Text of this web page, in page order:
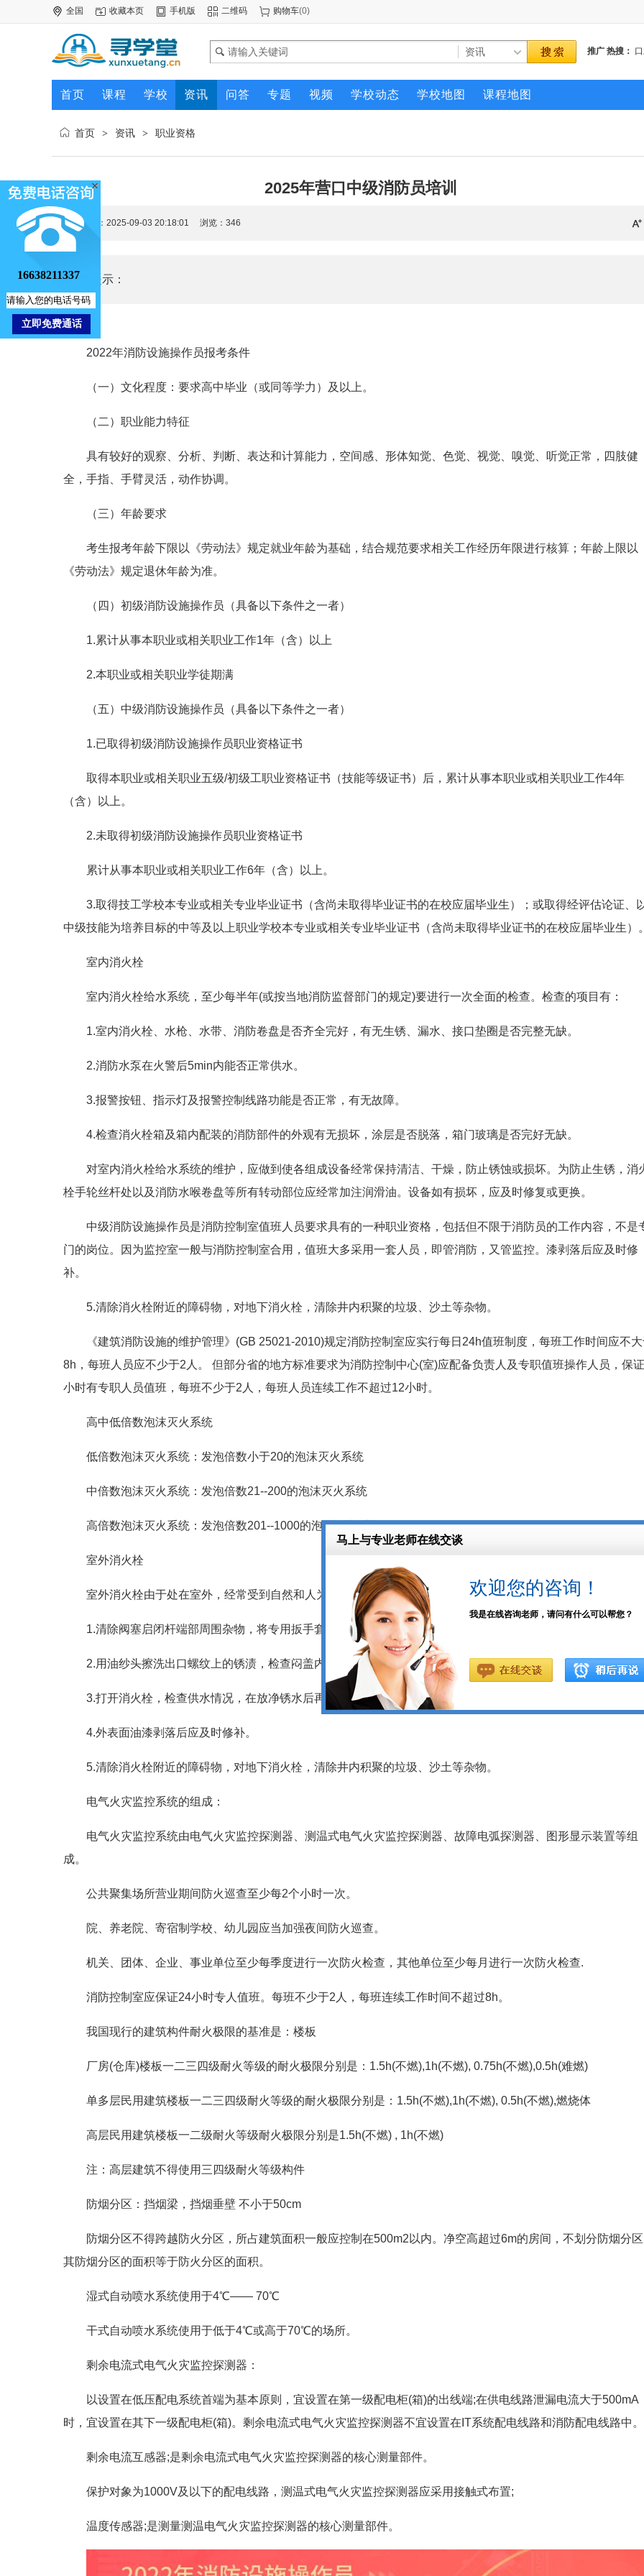
全国 收藏本页 手机版 二维码 购物车(0)
推广 热搜：
首页 课程 学校 资讯 问答 专题 视频 学校动态 学校地图 课程地图
首页 > 资讯 > 职业资格
2025年营口中级消防员培训
更新时间：2025-09-03 20:18:01 浏览： 346
核心提示：
2022年消防设施操作员报考条件
（一）文化程度：要求高中毕业（或同等学力）及以上。
（二）职业能力特征
具有较好的观察、分析、判断、表达和计算能力，空间感、形体知觉、色觉、视觉、嗅觉、听觉正常，四肢健
全，手指、手臂灵活，动作协调。
（三）年龄要求
考生报考年龄下限以《劳动法》规定就业年龄为基础，结合规范要求相关工作经历年限进行核算；年龄上限以
《劳动法》规定退休年龄为准。
（四）初级消防设施操作员（具备以下条件之一者）
1.累计从事本职业或相关职业工作1年（含）以上
2.本职业或相关职业学徒期满
（五）中级消防设施操作员（具备以下条件之一者）
1.已取得初级消防设施操作员职业资格证书
取得本职业或相关职业五级/初级工职业资格证书（技能等级证书）后，累计从事本职业或相关职业工作4年
（含）以上。
2.未取得初级消防设施操作员职业资格证书
累计从事本职业或相关职业工作6年（含）以上。
3.取得技工学校本专业或相关专业毕业证书（含尚未取得毕业证书的在校应届毕业生）；或取得经评估论证、
中级技能为培养目标的中等及以上职业学校本专业或相关专业毕业证书（含尚未取得毕业证书的在校应届毕业生）
室内消火栓
室内消火栓给水系统，至少每半年(或按当地消防监督部门的规定)要进行一次全面的检查。检查的项目有：
1.室内消火栓、水枪、水带、消防卷盘是否齐全完好，有无生锈、漏水、接口垫圈是否完整无缺。
2.消防水泵在火警后5min内能否正常供水。
3.报警按钮、指示灯及报警控制线路功能是否正常，有无故障。
4.检查消火栓箱及箱内配装的消防部件的外观有无损坏，涂层是否脱落，箱门玻璃是否完好无缺。
对室内消火栓给水系统的维护，应做到使各组成设备经常保持清洁、干燥，防止锈蚀或损坏。为防止生锈，消
栓手轮丝杆处以及消防水喉卷盘等所有转动部位应经常加注润滑油。设备如有损坏，应及时修复或更换。
中级消防设施操作员是消防控制室值班人员要求具有的一种职业资格，包括但不限于消防员的工作内容，不是
门的岗位。因为监控室一般与消防控制室合用，值班大多采用一套人员，即管消防，又管监控。漆剥落后应及时修
补。
5.清除消火栓附近的障碍物，对地下消火栓，清除井内积聚的垃圾、沙土等杂物。
《建筑消防设施的维护管理》(GB 25021-2010)规定消防控制室应实行每日24h值班制度，每班工作时间应不
8h，每班人员应不少于2人。 但部分省的地方标准要求为消防控制中心(室)应配备负责人及专职值班操作人员，保
小时有专职人员值班，每班不少于2人，每班人员连续工作不超过12小时。
高中低倍数泡沫灭火系统
低倍数泡沫灭火系统：发泡倍数小于20的泡沫灭火系统
中倍数泡沫灭火系统：发泡倍数21--200的泡沫灭火系统
高倍数泡沫灭火系统：发泡倍数201--1000的泡沫灭火系统
室外消火栓
室外消火栓由于处在室外，经常受到自然和人为的损害，因此要经常维护。
1.清除阀塞启闭杆端部周围杂物，将专用扳手套于杆头，检查是否合适，转动启闭杆，加注润滑油。
2.用油纱头擦洗出口螺纹上的锈渍，检查闷盖内橡胶圈是否完好。
3.打开消火栓，检查供水情况，在放净锈水后再关闭，并观察有无漏水现象。
4.外表面油漆剥落后应及时修补。
5.清除消火栓附近的障碍物，对地下消火栓，清除井内积聚的垃圾、沙土等杂物。
电气火灾监控系统的组成：
电气火灾监控系统由电气火灾监控探测器、测温式电气火灾监控探测器、故障电弧探测器、图形显示装置等组
成。
公共聚集场所营业期间防火巡查至少每2个小时一次。
院、养老院、寄宿制学校、幼儿园应当加强夜间防火巡查。
机关、团体、企业、事业单位至少每季度进行一次防火检查，其他单位至少每月进行一次防火检查.
消防控制室应保证24小时专人值班。每班不少于2人，每班连续工作时间不超过8h。
我国现行的建筑构件耐火极限的基准是：楼板
厂房(仓库)楼板一二三四级耐火等级的耐火极限分别是：1.5h(不燃),1h(不燃), 0.75h(不燃),0.5h(难燃)
单多层民用建筑楼板一二三四级耐火等级的耐火极限分别是：1.5h(不燃),1h(不燃), 0.5h(不燃),燃烧体
高层民用建筑楼板一二级耐火等级耐火极限分别是1.5h(不燃) , 1h(不燃)
注：高层建筑不得使用三四级耐火等级构件
防烟分区：挡烟梁，挡烟垂壁 不小于50cm
防烟分区不得跨越防火分区，所占建筑面积一般应控制在500m2以内。净空高超过6m的房间，不划分防烟分
其防烟分区的面积等于防火分区的面积。
湿式自动喷水系统使用于4℃—— 70℃
干式自动喷水系统使用于低于4℃或高于70℃的场所。
剩余电流式电气火灾监控探测器：
以设置在低压配电系统首端为基本原则，宜设置在第一级配电柜(箱)的出线端;在供电线路泄漏电流大于500mA
时，宜设置在其下一级配电柜(箱)。剩余电流式电气火灾监控探测器不宜设置在IT系统配电线路和消防配电线路中。
剩余电流互感器;是剩余电流式电气火灾监控探测器的核心测量部件。
保护对象为1000V及以下的配电线路，测温式电气火灾监控探测器应采用接触式布置;
温度传感器;是测量测温电气火灾监控探测器的核心测量部件。
16638211337